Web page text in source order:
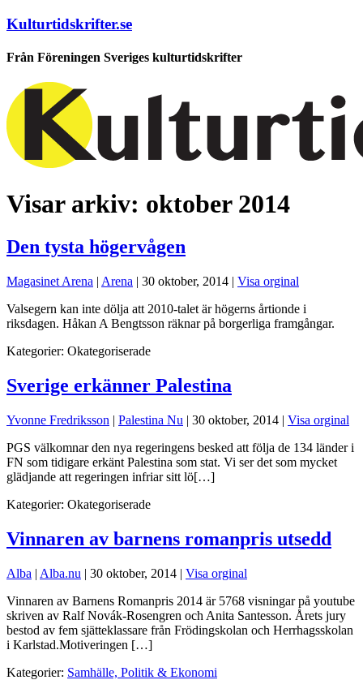
Kulturtidskrifter.se
Från Föreningen Sveriges kulturtidskrifter
Visar arkiv: oktober 2014
Den tysta högervågen
Magasinet Arena | Arena | 30 oktober, 2014 | Visa orginal
Valsegern kan inte dölja att 2010-talet är högerns årtionde i
riksdagen. Håkan A Bengtsson räknar på borgerliga framgångar.
Kategorier: Okategoriserade
Sverige erkänner Palestina
Yvonne Fredriksson | Palestina Nu | 30 oktober, 2014 | Visa orginal
PGS välkomnar den nya regeringens besked att följa de 134 länder i
FN som tidigare erkänt Palestina som stat. Vi ser det som mycket
glädjande att regeringen infriar sitt lö[…]
Kategorier: Okategoriserade
Vinnaren av barnens romanpris utsedd
Alba | Alba.nu | 30 oktober, 2014 | Visa orginal
Vinnaren av Barnens Romanpris 2014 är 5768 visningar på youtube
skriven av Ralf Novák-Rosengren och Anita Santesson. Årets jury
bestod av fem sjätteklassare från Frödingskolan och Herrhagsskolan
i Karlstad.Motiveringen […]
Kategorier: Samhälle, Politik & Ekonomi